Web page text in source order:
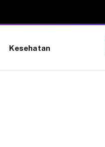
Kesehatan